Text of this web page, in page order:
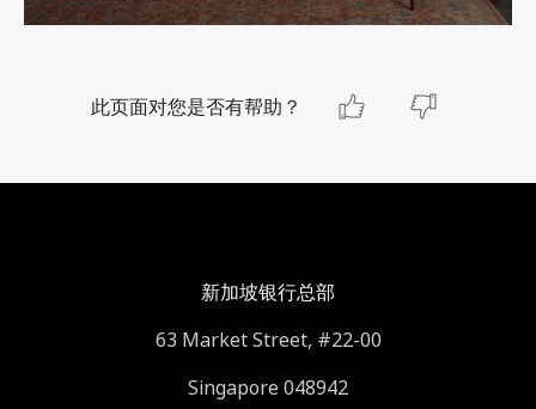
此页面对您是否有帮助？
新加坡银行总部
63 Market Street, #22-00
Singapore 048942